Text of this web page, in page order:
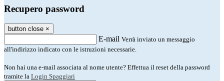
Recupero password
button close ×
E-mail Verrà inviato un messaggio
all'indirizzo indicato con le istruzioni necessarie.
Non hai una e-mail associata al nome utente? Effettua il reset della password
tramite la Login Spaggiari